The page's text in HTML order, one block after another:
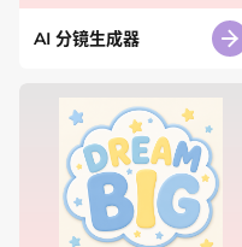
AI 分镜生成器